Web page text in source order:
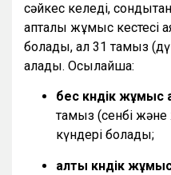
сәйкес келеді,
апталық жұмыс кестесі
болады, ал 31 тамыз
қалады. Осылайша:
бес күндік жұмыс
тамыз (сенбі
күндері болады;
алты күндік